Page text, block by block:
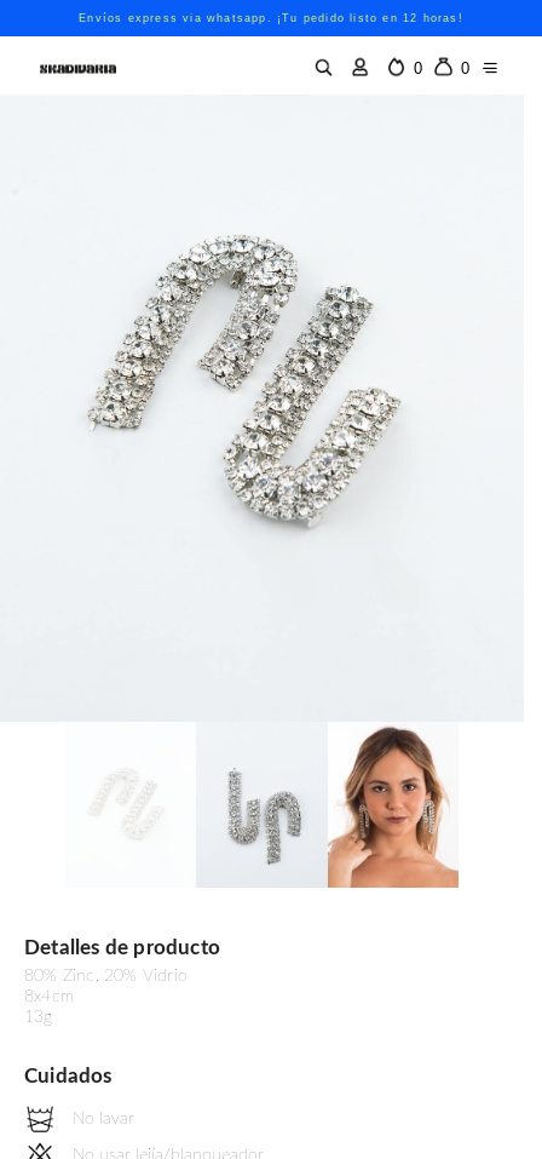
Envíos express via whatsapp. ¡Tu pedido listo en 12 horas!
0 0
Detalles de producto
80% Zinc, 20% Vidrio
8x4cm
13g
Cuidados
No lavar
No usar lejía/blanqueador